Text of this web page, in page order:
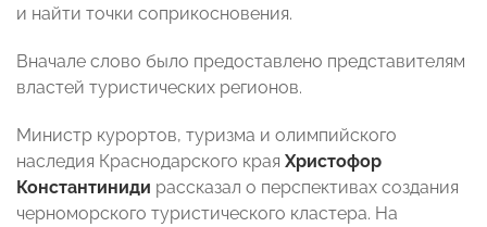
и найти точки соприкосновения.
Вначале слово было предоставлено представителям
властей туристических регионов.
Министр курортов, туризма и олимпийского
наследия Краснодарского края Христофор
Константиниди рассказал о перспективах создания
черноморского туристического кластера. На